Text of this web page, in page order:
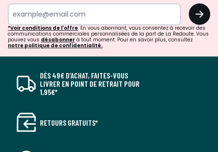
OK
*Voir conditions de l'offre. En vous abonnant, vous consentez à recevoir des
communications commerciales personnalisées de la part de La Redoute. Vous
pouvez vous désabonner à tout moment. Pour en savoir plus, consultez
notre politique de confidentialité.
DÈS 49€ D’ACHAT, FAITES-VOUS
LIVRER EN POINT DE RETRAIT POUR
1,95€*
RETOURS GRATUITS*